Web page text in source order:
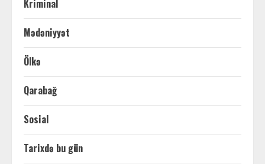
Kriminal
Mədəniyyət
Ölkə
Qarabağ
Sosial
Tarixdə bu gün